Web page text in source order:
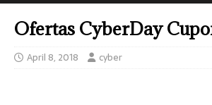
Ofertas CyberDay
April 8, 2018 cyber